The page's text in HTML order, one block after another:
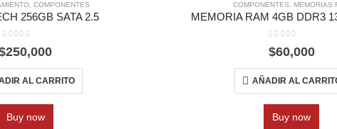
, COMPONENTES
256GB SATA 2.5
0 250,000
AL CARRITO
Buy now
COMPONENTES MEMORIAS
MEMORIA RAM 4GB DDR3
0
$60,000
AÑADIR AL
Buy now